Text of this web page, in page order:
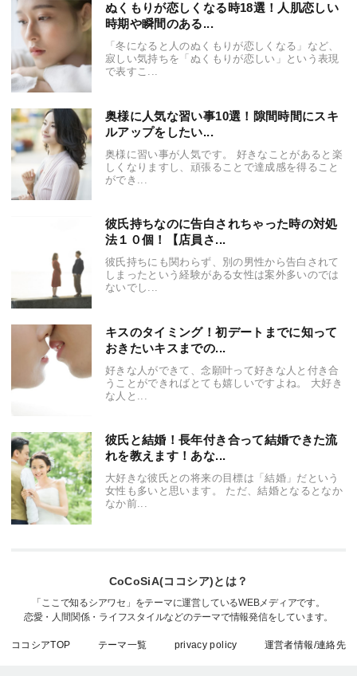
ぬくもりが恋しくなる時18選！人肌恋しい
時期や瞬間のある...
「冬になると人のぬくもりが恋しくなる」など、
寂しい気持ちを「ぬくもりが恋しい」という表現
で表すこ...
奥様に人気な習い事10選！隙間時間にスキ
ルアップをしたい...
奥様に習い事が人気です。 好きなことがあると楽
しくなりますし、頑張ることで達成感を得ること
ができ...
彼氏持ちなのに告白されちゃった時の対処
法１０個！【店員さ...
彼氏持ちにも関わらず、別の男性から告白されて
しまったという経験がある女性は案外多いのでは
ないでし...
キスのタイミング！初デートまでに知って
おきたいキスまでの...
好きな人ができて、念願叶って好きな人と付き合
うことができればとても嬉しいですよね。 大好き
な人と...
彼氏と結婚！長年付き合って結婚できた流
れを教えます！あな...
大好きな彼氏との将来の目標は「結婚」だという
女性も多いと思います。 ただ、結婚となるとなか
なか前...
ココシアTOP テーマ一覧 privacy policy 運営者情報/連絡先
CoCoSiA(ココシア)とは？
「ここで知るシアワセ」をテーマに運営しているWEBメディアです。
恋愛・人間関係・ライフスタイルなどのテーマで情報発信をしています。